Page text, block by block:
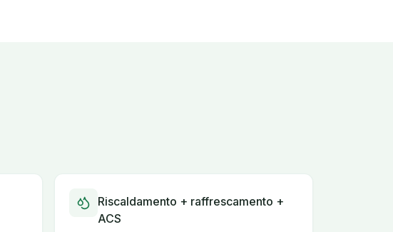
Riscaldamento + raffrescamento +
ACS